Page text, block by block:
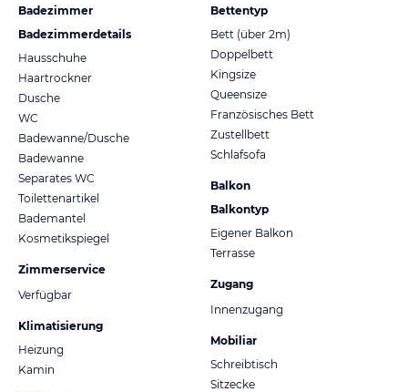
Badezimmer
Badezimmerdetails
Hausschuhe
Haartrockner
Dusche
WC
Badewanne/Dusche
Badewanne
Separates WC
Toilettenartikel
Bademantel
Kosmetikspiegel
Zimmerservice
Verfügbar
Klimatisierung
Heizung
Kamin
Bettentyp
Bett (über 2m)
Doppelbett
Kingsize
Queensize
Französisches Bett
Zustellbett
Schlafsofa
Balkon
Balkontyp
Eigener Balkon
Terrasse
Zugang
Innenzugang
Mobiliar
Schreibtisch
Sitzecke